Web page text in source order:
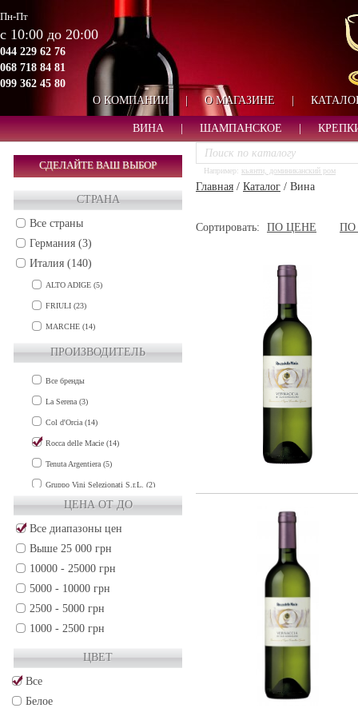
Пн-Пт
с 10:00 до 20:00
044 229 62 76
068 718 84 81
099 362 45 80
О КОМПАНИИ
| О МАГАЗИНЕ |
ВИНА ШАМПАНСКОЕ
СДЕЛАЙТЕ ВАШ ВЫБОР
СТРАНА
Все страны
Германия (3)
Италия (140)
ALTO ADIGE (5)
FRIULI (23)
MARCHE (14)
PIEDMONT (20)
ПРОИЗВОДИТЕЛЬ
Все бренды
La Serena (3)
Col d'Orcia (14)
Rocca delle Macie (14)
Tenuta Argentiera (5)
Gruppo Vini Selezionati S.r.L. (2)
ЦЕНА ОТ ДО
Все диапазоны цен
Выше 25 000 грн
10000 - 25000 грн
5000 - 10000 грн
2500 - 5000 грн
1000 - 2500 грн
250 - 500 грн
50 - 250 грн
ЦВЕТ
Все
Белое
Например: кьянти, доминиканский ром
Главная / Каталог / Вина
Сортировать: ПО ЦЕНЕ ПО